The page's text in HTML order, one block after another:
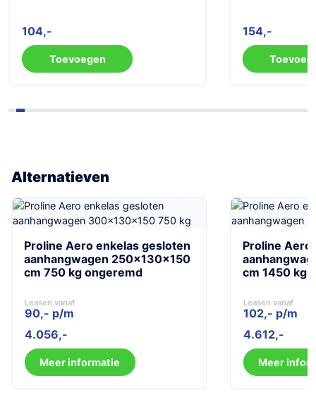
104
Toevoegen
154
Alternatieven
Proline Aero enkelas gesloten
aanhangwagen 250x130x150
cm 750 kg ongeremd
Leasen vanaf
90,- p/m
4.056
Meer informatie
Proline Aero
cm 1450 kg
Leasen vanaf
102,- p/m
4.612
Meer